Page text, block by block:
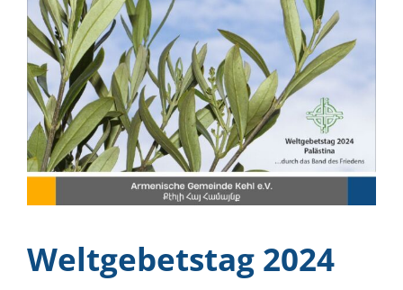
grösseres
Bild
Weltgebetstag 2024